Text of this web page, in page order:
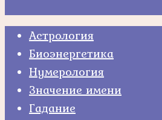
Астрология
Биоэнергетика
Нумерология
Значение имени
Гадание